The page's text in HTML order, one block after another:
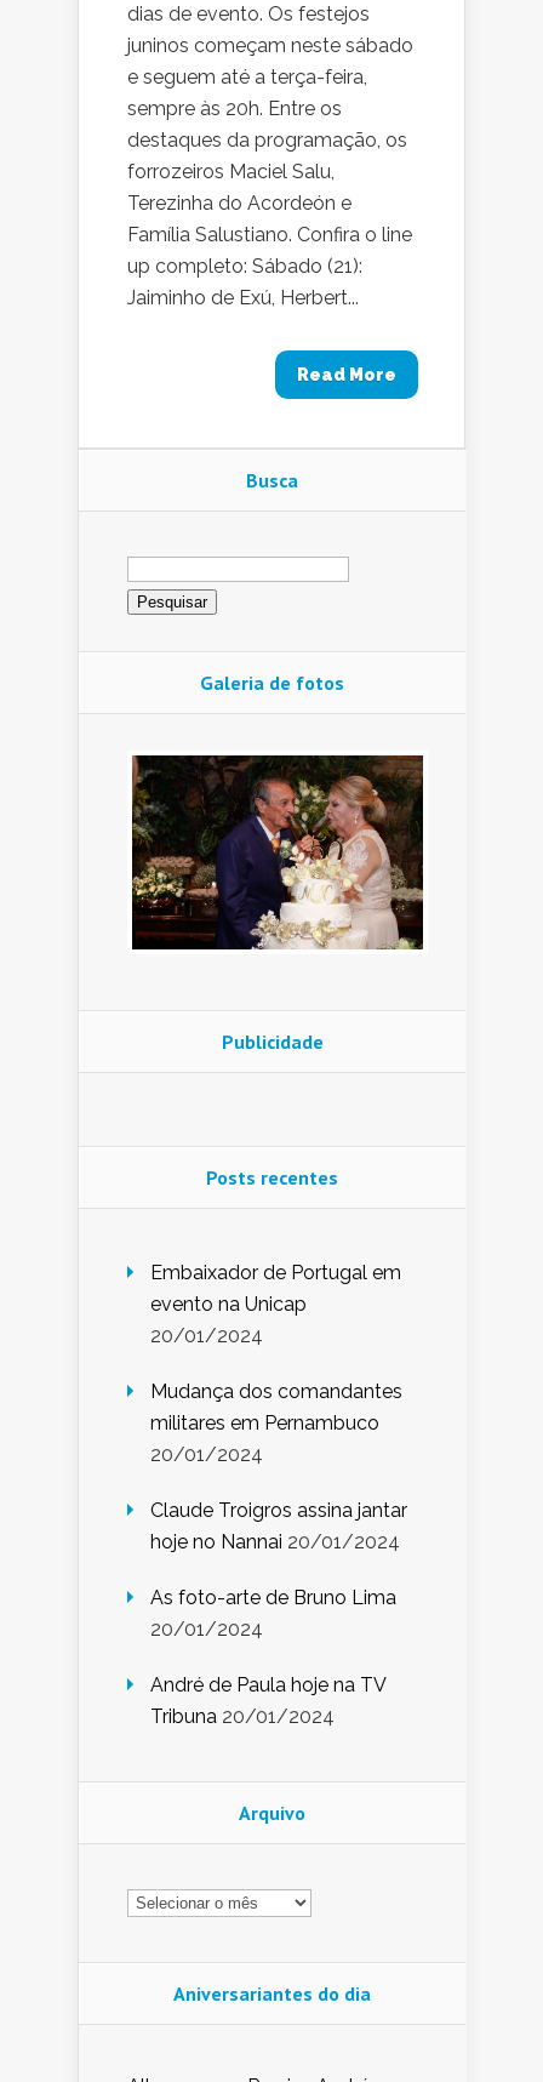
dias de evento. Os festejos
juninos começam neste sábado
e seguem até a terça-feira,
sempre às 20h. Entre os
destaques da programação, os
forrozeiros Maciel Salu,
Terezinha do Acordeón e
Família Salustiano. Confira o line
up completo: Sábado (21):
Jaiminho de Exú, Herbert...
Read More
Busca
Pesquisar
por:
Galeria de fotos
Publicidade
Posts recentes
Embaixador de Portugal em
evento na Unicap
20/01/2024
Mudança dos comandantes
militares em Pernambuco
20/01/2024
Claude Troigros assina jantar
hoje no Nannai 20/01/2024
As foto-arte de Bruno Lima
20/01/2024
André de Paula hoje na TV
Tribuna 20/01/2024
Arquivo
Arquivo
Aniversariantes do dia